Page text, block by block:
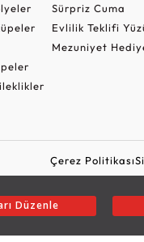
Düzenle
Sürpriz Cuma
Evlilik Teklifi
Mezuniyet
Çerez Politikası